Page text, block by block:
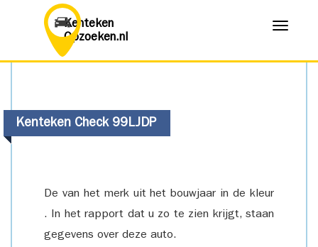
Kenteken
Opzoeken.nl
Menu
Kenteken Check 99LJDP
De van het merk uit het bouwjaar in de kleur
. In het rapport dat u zo te zien krijgt, staan
gegevens over deze auto.